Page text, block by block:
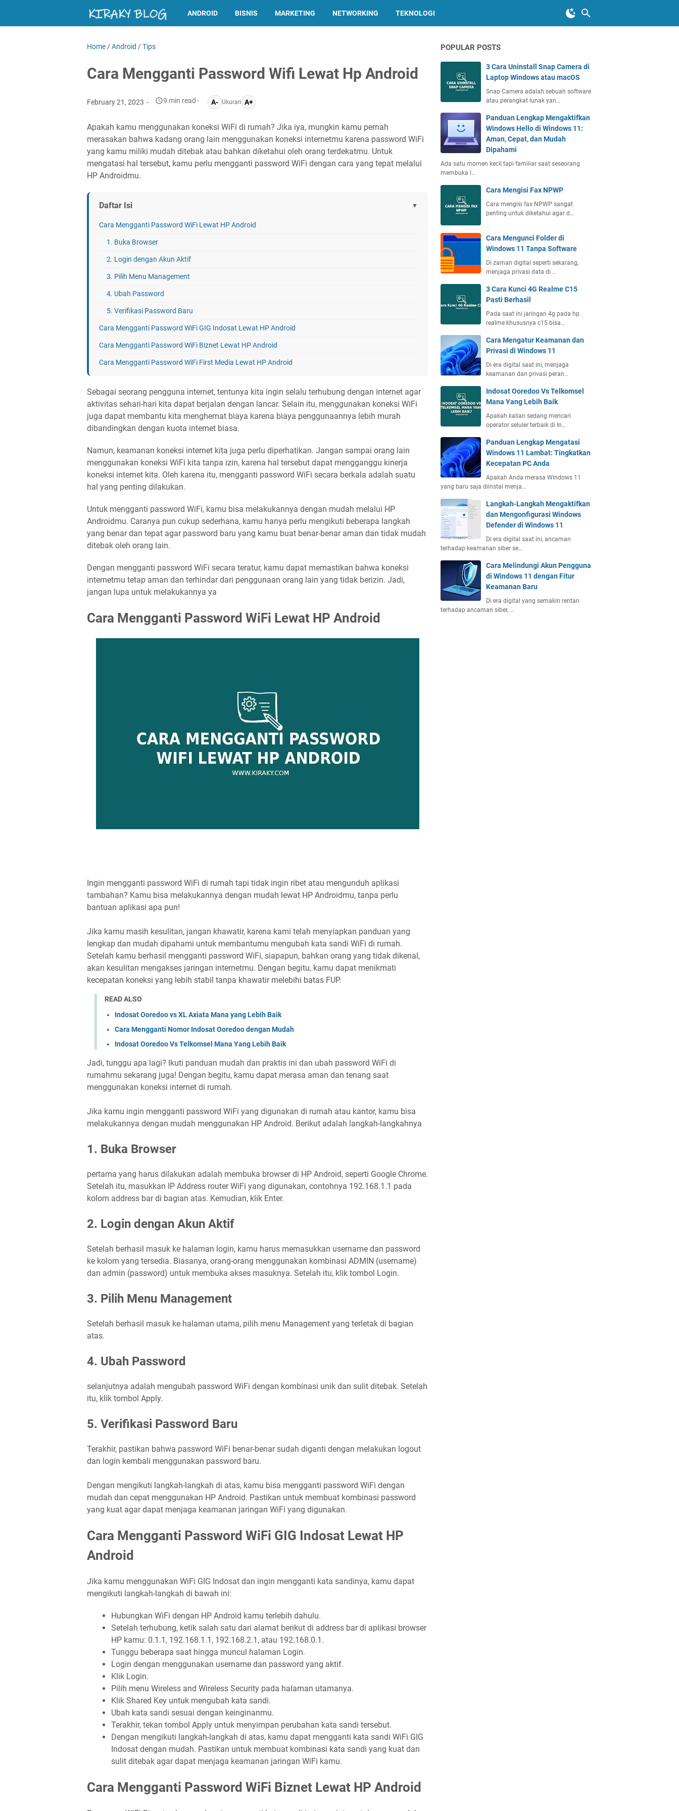
ANDROID BISNIS MARKETING NETWORKING TEKNOLOGI
Home /Android /Tips
Cara Mengganti Password Wifi Lewat Hp Android
February 21, 2023 9 min read A- Ukuran A+
Apakah kamu menggunakan koneksi WiFi di rumah? Jika iya, mungkin kamu pernah
merasakan bahwa kadang orang lain menggunakan koneksi internetmu karena password WiFi
yang kamu miliki mudah ditebak atau bahkan diketahui oleh orang terdekatmu. Untuk
mengatasi hal tersebut, kamu perlu mengganti password WiFi dengan cara yang tepat melalui
HP Androidmu.
Daftar Isi
Cara Mengganti Password WiFi Lewat HP Android
1. Buka Browser
2. Login dengan Akun Aktif
3. Pilih Menu Management
4. Ubah Password
5. Verifikasi Password Baru
Cara Mengganti Password WiFi GIG Indosat Lewat HP Android
Cara Mengganti Password WiFi Biznet Lewat HP Android
Cara Mengganti Password WiFi First Media Lewat HP Android
Cara Mengganti Password WiFi IndiHome ZTE Lewat HP Android
Cara Mengganti Password WiFi Huawei Lewat HP Android
Sebagai seorang pengguna internet, tentunya kita ingin selalu terhubung dengan internet agar
aktivitas sehari-hari kita dapat berjalan dengan lancar. Selain itu, menggunakan koneksi WiFi
juga dapat membantu kita menghemat biaya karena biaya penggunaannya lebih murah
dibandingkan dengan kuota internet biasa.
Namun, keamanan koneksi internet kita juga perlu diperhatikan. Jangan sampai orang lain
menggunakan koneksi WiFi kita tanpa izin, karena hal tersebut dapat mengganggu kinerja
koneksi internet kita. Oleh karena itu, mengganti password WiFi secara berkala adalah suatu
hal yang penting dilakukan.
Untuk mengganti password WiFi, kamu bisa melakukannya dengan mudah melalui HP
Androidmu. Caranya pun cukup sederhana, kamu hanya perlu mengikuti beberapa langkah
yang benar dan tepat agar password baru yang kamu buat benar-benar aman dan tidak mudah
ditebak oleh orang lain.
Dengan mengganti password WiFi secara teratur, kamu dapat memastikan bahwa koneksi
internetmu tetap aman dan terhindar dari penggunaan orang lain yang tidak berizin. Jadi,
jangan lupa untuk melakukannya ya
Cara Mengganti Password WiFi Lewat HP Android
Ingin mengganti password WiFi di rumah tapi tidak ingin ribet atau mengunduh aplikasi
tambahan? Kamu bisa melakukannya dengan mudah lewat HP Androidmu, tanpa perlu
bantuan aplikasi apa pun!
Jika kamu masih kesulitan, jangan khawatir, karena kami telah menyiapkan panduan yang
lengkap dan mudah dipahami untuk membantumu mengubah kata sandi WiFi di rumah.
Setelah kamu berhasil mengganti password WiFi, siapapun, bahkan orang yang tidak dikenal,
akan kesulitan mengakses jaringan internetmu. Dengan begitu, kamu dapat menikmati
kecepatan koneksi yang lebih stabil tanpa khawatir melebihi batas FUP.
READ ALSO
Indosat Ooredoo vs XL Axiata Mana yang Lebih Baik
Cara Mengganti Nomor Indosat Ooredoo dengan Mudah
Indosat Ooredoo Vs Telkomsel Mana Yang Lebih Baik
Jadi, tunggu apa lagi? Ikuti panduan mudah dan praktis ini dan ubah password WiFi di
rumahmu sekarang juga! Dengan begitu, kamu dapat merasa aman dan tenang saat
menggunakan koneksi internet di rumah.
Jika kamu ingin mengganti password WiFi yang digunakan di rumah atau kantor, kamu bisa
melakukannya dengan mudah menggunakan HP Android. Berikut adalah langkah-langkahnya
1. Buka Browser
pertama yang harus dilakukan adalah membuka browser di HP Android, seperti Google Chrome.
Setelah itu, masukkan IP Address router WiFi yang digunakan, contohnya 192.168.1.1 pada
kolom address bar di bagian atas. Kemudian, klik Enter.
2. Login dengan Akun Aktif
Setelah berhasil masuk ke halaman login, kamu harus memasukkan username dan password
ke kolom yang tersedia. Biasanya, orang-orang menggunakan kombinasi ADMIN (username)
dan admin (password) untuk membuka akses masuknya. Setelah itu, klik tombol Login.
3. Pilih Menu Management
Setelah berhasil masuk ke halaman utama, pilih menu Management yang terletak di bagian
atas.
4. Ubah Password
selanjutnya adalah mengubah password WiFi dengan kombinasi unik dan sulit ditebak. Setelah
itu, klik tombol Apply.
5. Verifikasi Password Baru
Terakhir, pastikan bahwa password WiFi benar-benar sudah diganti dengan melakukan logout
dan login kembali menggunakan password baru.
Dengan mengikuti langkah-langkah di atas, kamu bisa mengganti password WiFi dengan
mudah dan cepat menggunakan HP Android. Pastikan untuk membuat kombinasi password
yang kuat agar dapat menjaga keamanan jaringan WiFi yang digunakan.
Cara Mengganti Password WiFi GIG Indosat Lewat HP
Android
Jika kamu menggunakan WiFi GIG Indosat dan ingin mengganti kata sandinya, kamu dapat
mengikuti langkah-langkah di bawah ini:
Hubungkan WiFi dengan HP Android kamu terlebih dahulu.
Setelah terhubung, ketik salah satu dari alamat berikut di address bar di aplikasi browser
HP kamu: 0.1.1, 192.168.1.1, 192.168.2.1, atau 192.168.0.1.
Tunggu beberapa saat hingga muncul halaman Login.
Login dengan menggunakan username dan password yang aktif.
Klik Login.
Pilih menu Wireless and Wireless Security pada halaman utamanya.
Klik Shared Key untuk mengubah kata sandi.
Ubah kata sandi sesuai dengan keinginanmu.
Terakhir, tekan tombol Apply untuk menyimpan perubahan kata sandi tersebut.
Dengan mengikuti langkah-langkah di atas, kamu dapat mengganti kata sandi WiFi GIG
Indosat dengan mudah. Pastikan untuk membuat kombinasi kata sandi yang kuat dan
sulit ditebak agar dapat menjaga keamanan jaringan WiFi kamu.
Cara Mengganti Password WiFi Biznet Lewat HP Android
POPULAR POSTS
3 Cara Uninstall Snap Camera di
Laptop Windows atau macOS
Snap Camera adalah sebuah software
atau perangkat lunak yan…
Panduan Lengkap Mengaktifkan
Windows Hello di Windows 11:
Aman, Cepat, dan Mudah
Dipahami
Ada satu momen kecil tapi familiar saat seseorang
membuka l…
Cara Mengisi Fax NPWP
Cara mengisi fax NPWP sangat
penting untuk diketahui agar d…
Cara Mengunci Folder di
Windows 11 Tanpa Software
Di zaman digital seperti sekarang,
menjaga privasi data di …
3 Cara Kunci 4G Realme C15
Pasti Berhasil
Pada saat ini jaringan 4g pada hp
realme khususnya c15 bisa…
Cara Mengatur Keamanan dan
Privasi di Windows 11
Di era digital saat ini, menjaga
keamanan dan privasi peran…
Indosat Ooredoo Vs Telkomsel
Mana Yang Lebih Baik
Apakah kalian sedang mencari
operator seluler terbaik di In…
Panduan Lengkap Mengatasi
Windows 11 Lambat: Tingkatkan
Kecepatan PC Anda
Apakah Anda merasa Windows 11
yang baru saja diinstal menja…
Langkah-Langkah Mengaktifkan
dan Mengonfigurasi Windows
Defender di Windows 11
Di era digital saat ini, ancaman
terhadap keamanan siber se…
Cara Melindungi Akun Pengguna
di Windows 11 dengan Fitur
Keamanan Baru
Di era digital yang semakin rentan
terhadap ancaman siber, …